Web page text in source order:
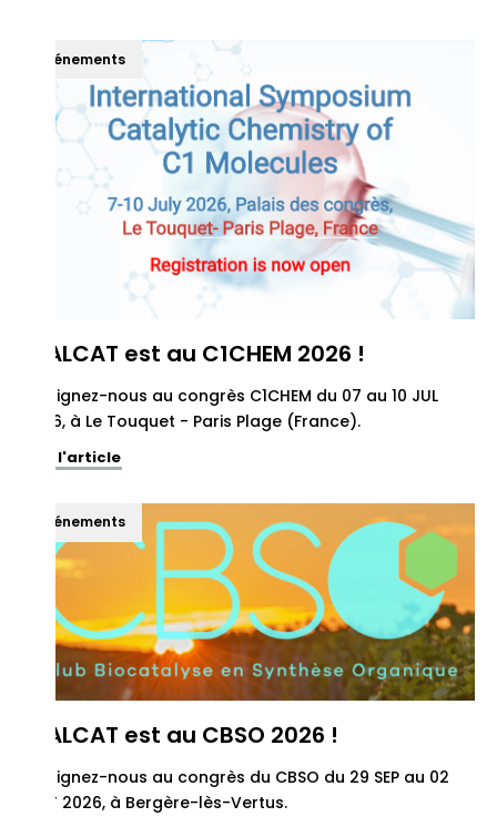
Événements
REALCAT est au C1CHEM 2026 !
Rejoignez-nous au congrès C1CHEM du 07 au 10 JUL
2026, à Le Touquet - Paris Plage (France).
Voir l'article
Événements
REALCAT est au CBSO 2026 !
Rejoignez-nous au congrès du CBSO du 29 SEP au 02
OCT 2026, à Bergère-lès-Vertus.